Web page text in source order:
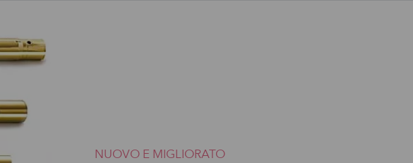
NUOVO E MIGLIORATO